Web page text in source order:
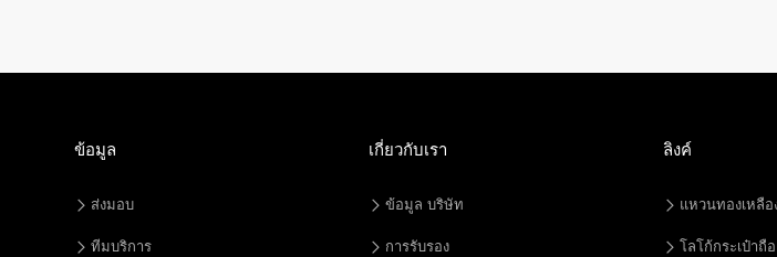
ข้อมูล
ส่งมอบ
ทีมบริการ
เกี่ยวกับเรา
ข้อมูล บริษัท
การรับรอง
ลิงค์
แหวนทองเหลือ
โลโก้กระเป๋าถือ